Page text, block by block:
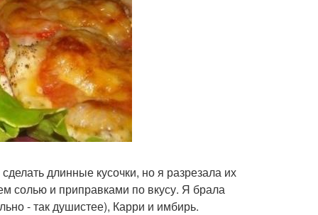
длинные кусочки, но я разрезала их
солью и приправками по вкусу. Я брала
- так душистее), Карри и имбирь.